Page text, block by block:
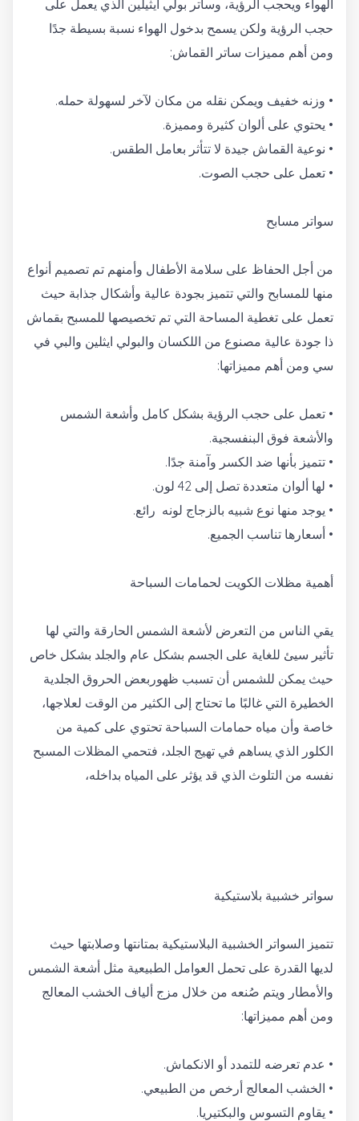
الهواء ويحجب الرؤية، وساتر بولي ايثيلين الذي يعمل على
حجب الرؤية ولكن يسمح بدخول الهواء نسبة بسيطة جدًا
ومن أهم مميزات ساتر القماش:
• وزنه خفيف ويمكن نقله من مكان لآخر لسهولة حمله.
• يحتوي على ألوان كثيرة ومميزة.
• نوعية القماش جيدة لا تتأثر بعامل الطقس.
• تعمل على حجب الصوت.
سواتر مسابح
من أجل الحفاظ على سلامة الأطفال وأمنهم تم تصميم أنواع
منها للمسابح والتي تتميز بجودة عالية وأشكال جذابة حيث
تعمل على تغطية المساحة التي تم تخصيصها للمسبح بقماش
ذا جودة عالية مصنوع من اللكسان والبولي ايثلين والبي في
سي ومن أهم مميزاتها:
• تعمل على حجب الرؤية بشكل كامل وأشعة الشمس
والأشعة فوق البنفسجية.
• تتميز بأنها ضد الكسر وآمنة جدًا.
• لها ألوان متعددة تصل إلى 42 لون.
• يوجد منها نوع شبيه بالزجاج لونه رائع.
• أسعارها تناسب الجميع.
أهمية مظلات الكويت لحمامات السباحة
يقي الناس من التعرض لأشعة الشمس الحارقة والتي لها
تأثير سيئ للغاية على الجسم بشكل عام والجلد بشكل خاص
حيث يمكن للشمس أن تسبب ظهوربعض الحروق الجلدية
الخطيرة التي غالبًا ما تحتاج إلى الكثير من الوقت لعلاجها،
خاصة وأن مياه حمامات السباحة تحتوي على كمية من
الكلور الذي يساهم في تهيج الجلد، فتحمي المظلات المسبح
نفسه من التلوث الذي قد يؤثر على المياه بداخله،
سواتر خشبية بلاستيكية
تتميز السواتر الخشبية البلاستيكية بمتانتها وصلابتها حيث
لديها القدرة على تحمل العوامل الطبيعية مثل أشعة الشمس
والأمطار ويتم صُنعه من خلال مزج ألياف الخشب المعالج
ومن أهم مميزاتها:
• عدم تعرضه للتمدد أو الانكماش.
• الخشب المعالج أرخص من الطبيعي.
• يقاوم التسوس والبكتيريا.